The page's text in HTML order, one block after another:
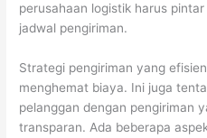
perusahaan logistik harus
jadwal pengiriman.
Strategi pengiriman yang
menghemat biaya. Ini juga
pelanggan dengan pengiriman
transparan. Ada beberapa